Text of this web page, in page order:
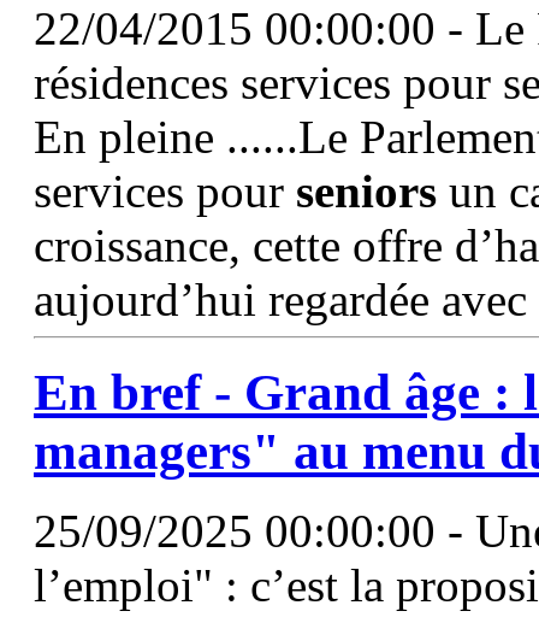
22/04/2015 00:00:00 -
résidences services pour
En pleine ......Le
services pour seniors un
croissance, cette offre
aujourd’hui regardée
En bref - Grand âge :
managers" au menu
25/09/2025 00:00:00 -
l’emploi" : c’est la